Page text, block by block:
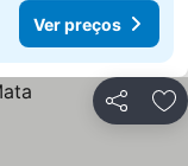
Ver preços
Partilhar